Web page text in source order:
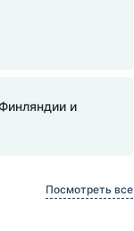
и
Посмотреть все